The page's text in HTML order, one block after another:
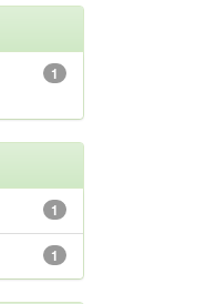
1
1
1